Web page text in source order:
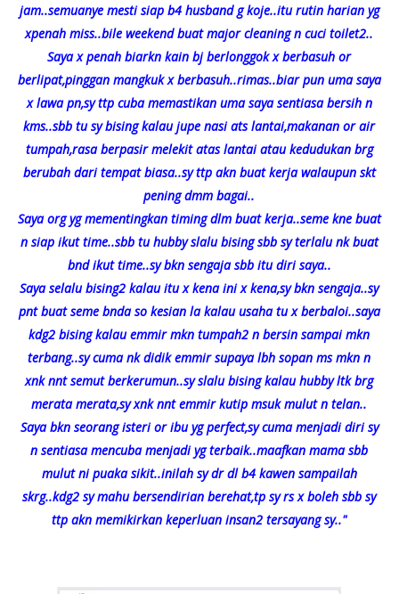
jam..semuanye mesti siap b4 husband g koje..itu rutin harian yg
xpenah miss..bile weekend buat major cleaning n cuci toilet2..
Saya x penah biarkn kain bj berlonggok x berbasuh or
berlipat,pinggan mangkuk x berbasuh..rimas..biar pun uma saya
x lawa pn,sy ttp cuba memastikan uma saya sentiasa bersih n
kms..sbb tu sy bising kalau jupe nasi ats lantai,makanan or air
tumpah,rasa berpasir melekit atas lantai atau kedudukan brg
berubah dari tempat biasa..sy ttp akn buat kerja walaupun skt
pening dmm bagai..
Saya org yg mementingkan timing dlm buat kerja..seme kne buat
n siap ikut time..sbb tu hubby slalu bising sbb sy terlalu nk buat
bnd ikut time..sy bkn sengaja sbb itu diri saya..
Saya selalu bising2 kalau itu x kena ini x kena,sy bkn sengaja..sy
pnt buat seme bnda so kesian la kalau usaha tu x berbaloi..saya
kdg2 bising kalau emmir mkn tumpah2 n bersin sampai mkn
terbang..sy cuma nk didik emmir supaya lbh sopan ms mkn n
xnk nnt semut berkerumun..sy slalu bising kalau hubby ltk brg
merata merata,sy xnk nnt emmir kutip msuk mulut n telan..
Saya bkn seorang isteri or ibu yg perfect,sy cuma menjadi diri sy
n sentiasa mencuba menjadi yg terbaik..maafkan mama sbb
mulut ni puaka sikit..inilah sy dr dl b4 kawen sampailah
skrg..kdg2 sy mahu bersendirian berehat,tp sy rs x boleh sbb sy
ttp akn memikirkan keperluan insan2 tersayang sy.."